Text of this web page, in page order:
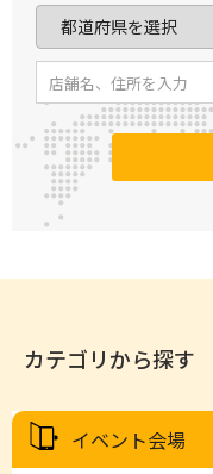
カテゴリから探す
イベント会場